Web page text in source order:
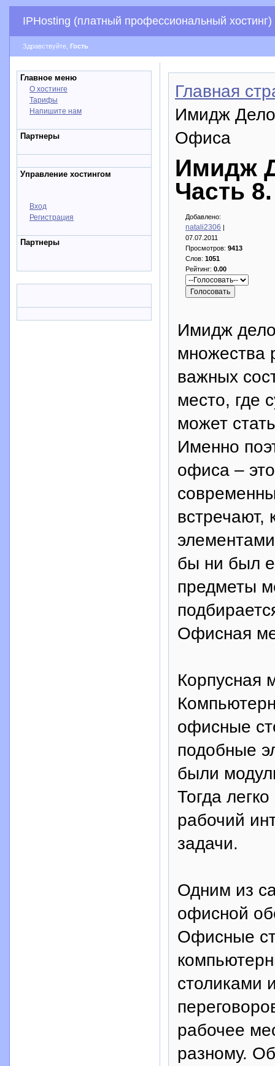
IPHosting (платный профессиональный хостинг)
Здравствуйте, Гость
Главное меню
О хостинге
Тарифы
Напишите нам
Партнеры
Управление хостингом
Вход
Регистрация
Партнеры
Главная
Имидж
Офиса
Имидж
Часть
Добавлено:
natali2306 |
07.07.2011
Просмотров: 9413
Слов: 1051
Рейтинг: 0.00
Имидж
множества
важных
место, где
может
Именно
офиса –
встречают,
бы ни был
предметы
Офисная
Корпусная
офисные
подобные
были
Тогда
рабочий
задачи.
Одним из
офисной
Офисные
столиками
рабочее
разному.